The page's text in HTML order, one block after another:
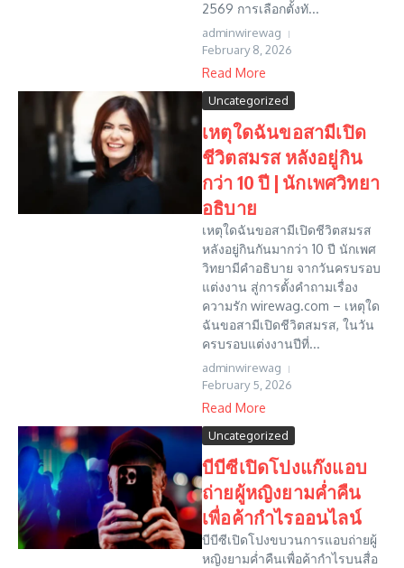
2569 การเลือกตั้งทั...
adminwirewag
February 8, 2026
Read More
Uncategorized
เหตุใดฉันขอสามีเปิด
ชีวิตสมรส หลังอยู่กิน
กว่า 10 ปี | นักเพศวิทยา
อธิบาย
เหตุใดฉันขอสามีเปิดชีวิตสมรส
หลังอยู่กินกันมากว่า 10 ปี นักเพศ
วิทยามีคำอธิบาย จากวันครบรอบ
แต่งงาน สู่การตั้งคำถามเรื่อง
ความรัก wirewag.com – เหตุใด
ฉันขอสามีเปิดชีวิตสมรส, ในวัน
ครบรอบแต่งงานปีที่...
adminwirewag
February 5, 2026
Read More
Uncategorized
บีบีซีเปิดโปงแก๊งแอบ
ถ่ายผู้หญิงยามค่ำคืน
เพื่อค้ากำไรออนไลน์
บีบีซีเปิดโปงขบวนการแอบถ่ายผู้
หญิงยามค่ำคืนเพื่อค้ากำไรบนสื่อ